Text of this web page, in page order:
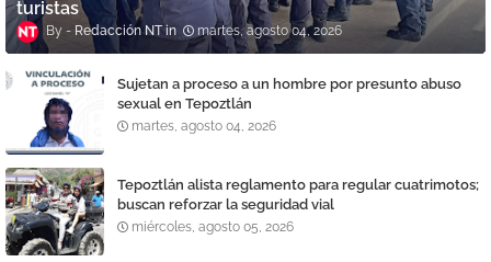
turistas
Redacción NT martes, agosto 04, 2026
Sujetan a proceso a un hombre por presunto abuso
sexual en Tepoztlán
martes, agosto 04, 2026
Tepoztlán alista reglamento para regular cuatrimotos;
buscan reforzar la seguridad vial
miércoles, agosto 05, 2026